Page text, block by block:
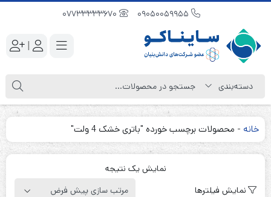
|
خانه - محصولات برچسب خورده "باتری خشک 4 ولت"
نمایش یک نتیجه
نمایش فیلترها